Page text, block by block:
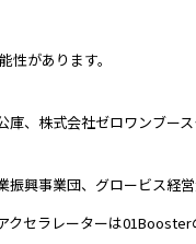
があります。
庫、株式会社ゼロワンブー
振興事業団、グロービス経
クセラレーターは